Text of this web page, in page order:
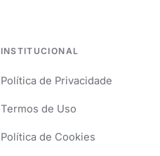
INSTITUCIONAL
Política de Privacidade
Termos de Uso
Política de Cookies